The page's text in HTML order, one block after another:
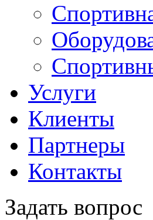
Услуги
Клиенты
Партнеры
Контакты
Задать вопрос